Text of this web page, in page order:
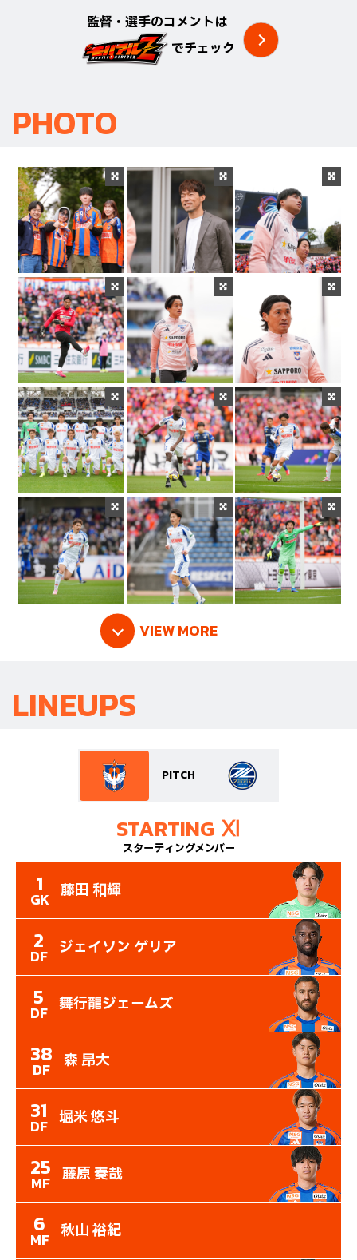
監督・選手のコメントは
でチェック
PHOTO
VIEW MORE
LINEUPS
PITCH
STARTING Ⅺ
スターティングメンバー
1
GK 藤田 和輝
2
DF ジェイソン ゲリア
5
DF 舞行龍ジェームズ
38
DF 森 昂大
31
DF 堀米 悠斗
25
MF 藤原 奏哉
6
MF 秋山 裕紀